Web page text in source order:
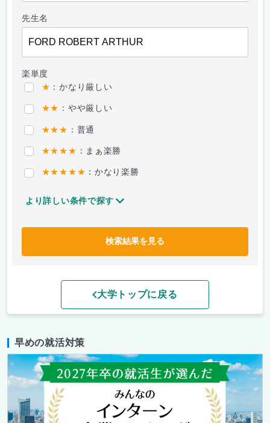
先生名
楽単度
★ ：かなり厳しい
★★ ：やや厳しい
★★★ ：普通
★★★★ ：まぁ楽勝
★★★★★ ：かなり楽勝
より詳しい条件で探す
検索結果を見る
大学トップに戻る
早めの就活対策